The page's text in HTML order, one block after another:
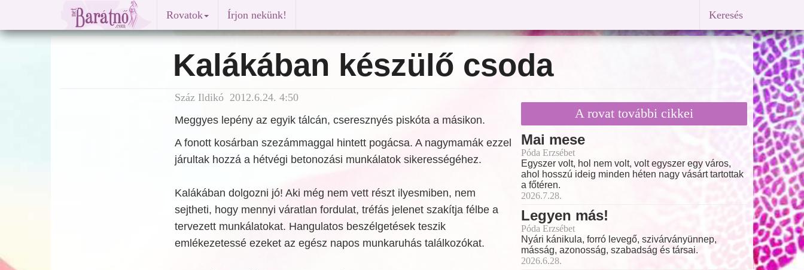
Rovatok Írjon nekünk! Keresés
Kalákában készülő csoda
Száz Ildikó 2012.6.24. 4:50
Meggyes lepény az egyik tálcán, cseresznyés piskóta a másikon.
A fonott kosárban szezámmaggal hintett pogácsa. A nagymamák ezzel
járultak hozzá a hétvégi betonozási munkálatok sikerességéhez.
Kalákában dolgozni jó! Aki még nem vett részt ilyesmiben, nem
sejtheti, hogy mennyi váratlan fordulat, tréfás jelenet szakítja félbe a
tervezett munkálatokat. Hangulatos beszélgetések teszik
emlékezetessé ezeket az egész napos munkaruhás találkozókat.
A rovat további cikkei
Mai mese
Póda Erzsébet
Egyszer volt, hol nem volt, volt egyszer egy város,
ahol hosszú ideig minden héten nagy vásárt tartottak
a főtéren.
2026.7.28.
Legyen más!
Póda Erzsébet
Nyári kánikula, forró levegő, szivárványünnep,
másság, azonosság, szabadság és társai.
2026.6.28.